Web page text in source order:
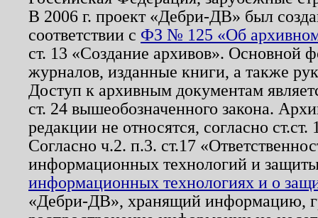
В 2006 г. проект «Дебри-ДВ» был
соответствии с ФЗ № 125 «Об
ст. 13 «Создание архивов». Основной
журналов, изданные книги, а также
Доступ к архивным документам
ст. 24 вышеобозначенного закона.
редакции не относятся, согласно
Согласно ч.2. п.3. ст.17
информационных технологий и
информационных технологиях и о
«Дебри-ДВ», хранящий информацию,